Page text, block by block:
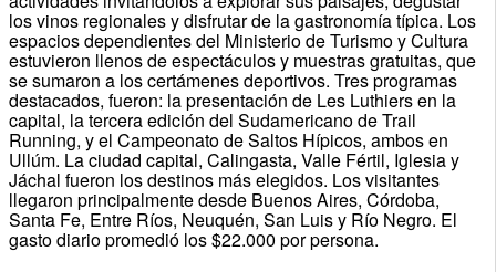
los vinos regionales y disfrutar de la gastronomía típica. Los
espacios dependientes del Ministerio de Turismo y Cultura
estuvieron llenos de espectáculos y muestras gratuitas, que
se sumaron a los certámenes deportivos. Tres programas
destacados, fueron: la presentación de Les Luthiers en la
capital, la tercera edición del Sudamericano de Trail
Running, y el Campeonato de Saltos Hípicos, ambos en
Ullúm. La ciudad capital, Calingasta, Valle Fértil, Iglesia y
Jáchal fueron los destinos más elegidos. Los visitantes
llegaron principalmente desde Buenos Aires, Córdoba,
Santa Fe, Entre Ríos, Neuquén, San Luis y Río Negro. El
gasto diario promedió los $22.000 por persona.